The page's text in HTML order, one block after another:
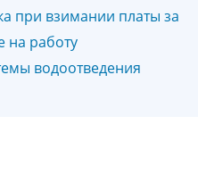
при взимании платы за
на работу
водоотведения